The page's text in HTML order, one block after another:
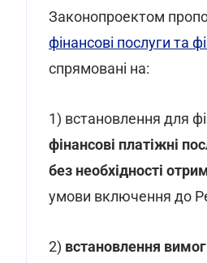
Законопроектом
фінансові послуги та
спрямовані на:
1) встановлення для
фінансові платіжні
без необхідності
умови включення до
2) встановлення